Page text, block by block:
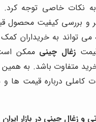
به نکات خاصی توجه کرد.
و بررسی کیفیت محصول
تواند به خریداران
زغال چینی ممکن
متفاوت باشد. به همین
کاملی درباره قیمت ها
و زغال چینی در بازار ایران